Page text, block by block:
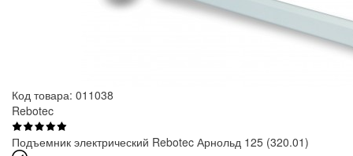
Код товара: 011038
Rebotec
Подъемник электрический Rebotec Арнольд 125 (320.01)